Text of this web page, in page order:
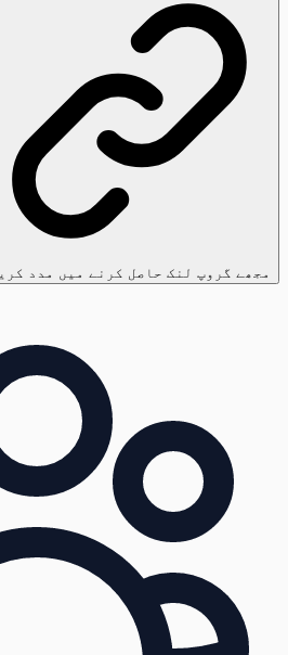
مجھے گروپ لنک حاصل کرنے میں مدد کریں